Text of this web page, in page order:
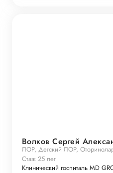
Волков Сергей
ЛОР, Детский ЛОР,
Стаж 25 лет
Клинический госпиталь MD